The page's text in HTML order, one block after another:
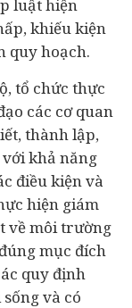
luật hiện
khiếu kiện
quy hoạch.
tổ chức thực
các cơ quan
thành lập,
khả năng
điều kiện và
hiện giám
về môi trường
mục đích
quy định
và có